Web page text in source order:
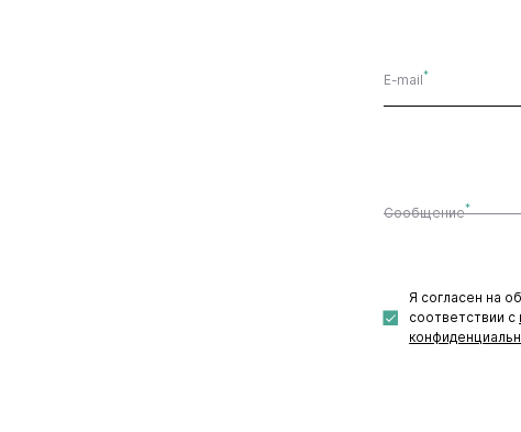
E-mail *
Сообщение*
Я согласен на
соответствии с